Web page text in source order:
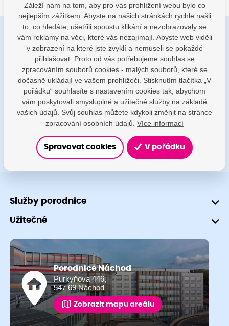
Buďte s námi v kontaktu
Jsme k dispozici pokud potřebujete pomoci
porodnice@nemocnicenachod.cz
+420 491 601 745
Služby porodnice
Užitečné
Porodnice Náchod
Purkyňova 446,
547 69 Náchod
Zobrazit mapu areálu
Záleží nám na tom, aby pro vás prohlížení webu bylo co
nejlepším zážitkem. Abyste na našich stránkách rychle našli
to, co hledáte, ušetřili spoustu klikání a nezobrazovaly se
vám reklamy na věci, které vás nezajímají. Abyste web viděli
v zobrazení na které jste zvyklí a nemuseli se pokaždé
přihlašovat. Proto od vás potřebujeme souhlas se
zpracováním souborů cookies - malých souborů, které se
dočasně ukládají ve vašem prohlížeči. Stisknutím tlačítka „V
pořádku“ souhlasíte s nastavením cookies tak, abychom
vám poskytovali smysluplné a užitečné služby na základě
vašich údajů. Svůj souhlas můžete kdykoli změnit na stránce
zpracování osobních údajů. Více informací
Spravovat cookies V pořádku